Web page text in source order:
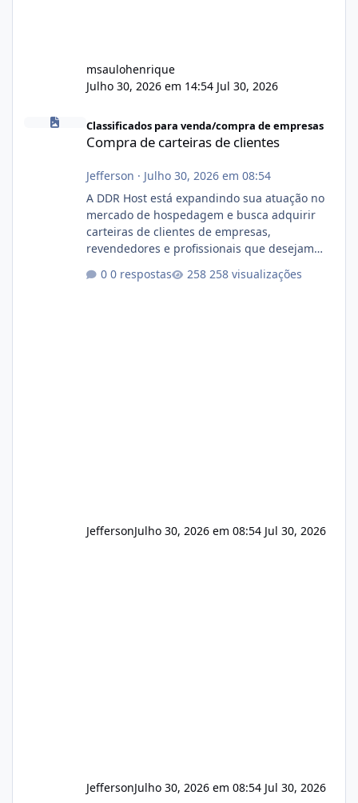
msaulohenrique
Julho 30, 2026 em 14:54 Jul 30, 2026
Compra de carteiras de clientes
Classificados para venda/compra de empresas
Compra de carteiras de clientes
Jefferson · Julho 30, 2026 em 08:54
A DDR Host está expandindo sua atuação no
mercado de hospedagem e busca adquirir
carteiras de clientes de empresas,
revendedores e profissionais que desejam
operação. Se você possui clientes ativos de
0 respostas 258 visualizações
JeffersonJulho 30, 2026 em 08:54 Jul 30, 2026
JeffersonJulho 30, 2026 em 08:54 Jul 30, 2026